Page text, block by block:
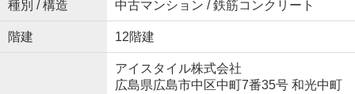
種別 / 構造 中古マンション / 鉄筋コンクリート
階建 12階建
アイスタイル株式会社
広島県広島市中区中町7番35号 和光中町